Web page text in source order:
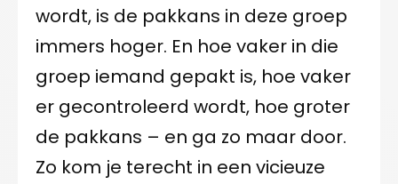
wordt, is de pakkans in deze groep
immers hoger. En hoe vaker in die
groep iemand gepakt is, hoe vaker
er gecontroleerd wordt, hoe groter
de pakkans – en ga zo maar door.
Zo kom je terecht in een vicieuze